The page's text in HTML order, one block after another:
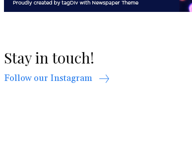
Stay in touch!
Follow our Instagram